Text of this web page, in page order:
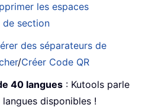
les espaces
de section
des séparateurs de
/Créer Code QR
40 langues : Kutools parle
disponibles !